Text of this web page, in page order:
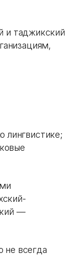
и таджикский
лингвистике;
—
не всегда